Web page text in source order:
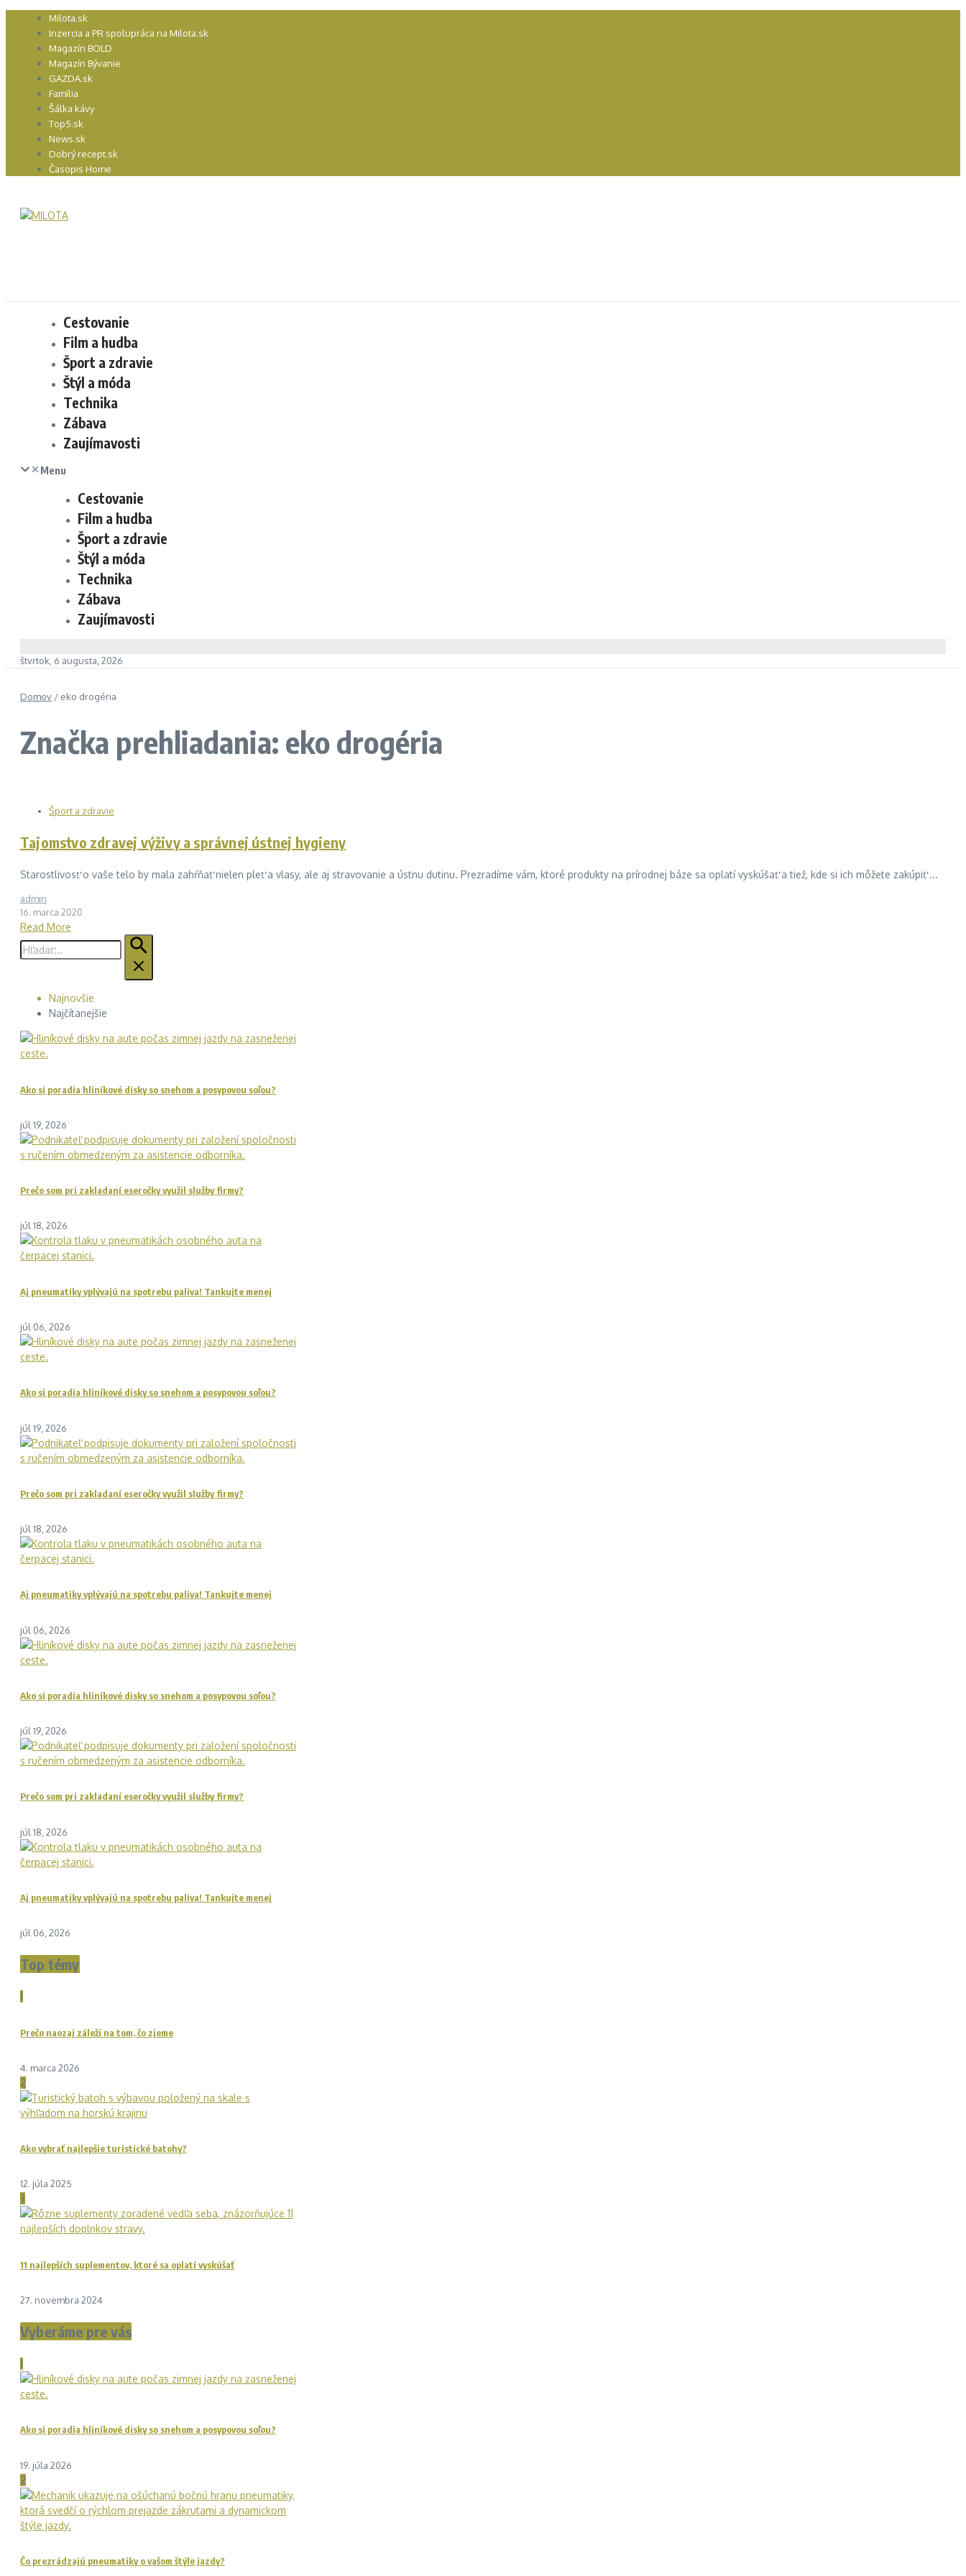
Preskočiť Milota.sk
Inzercia a PR spolupráca na Milota.sk
Magazín BOLD
Magazín Bývanie
GAZDA.sk
Família
Šálka kávy
Top5.sk
News.sk
Dobrý recept.sk
Časopis Home
Cestovanie
Film a hudba
Šport a zdravie
Štýl a móda
Technika
Zábava
Zaujímavosti
Menu
Cestovanie
Film a hudba
Šport a zdravie
Štýl a móda
Technika
Zábava
Zaujímavosti
štvrtok, 6 augusta, 2026
Domov / eko drogéria
Značka prehliadania: eko drogéria
Šport a zdravie
Tajomstvo zdravej výživy a správnej ústnej hygieny
Starostlivosť o vaše telo by mala zahŕňať nielen pleť a vlasy, ale aj stravovanie a ústnu dutinu. Prezradíme vám, ktoré produkty na prírodnej báze sa oplatí vyskúšať a tiež, kde si ich môžete zakúpiť ...
admin
16. marca 2020
Read More
Hľadať:
Najnovšie
Najčítanejšie
Ako si poradia hliníkové disky so snehom a posypovou soľou?
júl 19, 2026
Prečo som pri zakladaní eseročky využil služby firmy?
júl 18, 2026
Aj pneumatiky vplývajú na spotrebu paliva! Tankujte menej
júl 06, 2026
Ako si poradia hliníkové disky so snehom a posypovou soľou?
júl 19, 2026
Prečo som pri zakladaní eseročky využil služby firmy?
júl 18, 2026
Aj pneumatiky vplývajú na spotrebu paliva! Tankujte menej
júl 06, 2026
Ako si poradia hliníkové disky so snehom a posypovou soľou?
júl 19, 2026
Prečo som pri zakladaní eseročky využil služby firmy?
júl 18, 2026
Aj pneumatiky vplývajú na spotrebu paliva! Tankujte menej
júl 06, 2026
Top témy
1
Prečo naozaj záleží na tom, čo zjeme
4. marca 2026
2
Ako vybrať najlepšie turistické batohy?
12. júla 2025
3
11 najlepších suplementov, ktoré sa oplatí vyskúšať
27. novembra 2024
Vyberáme pre vás
1
Ako si poradia hliníkové disky so snehom a posypovou soľou?
19. júla 2026
2
Čo prezrádzajú pneumatiky o vašom štýle jazdy?